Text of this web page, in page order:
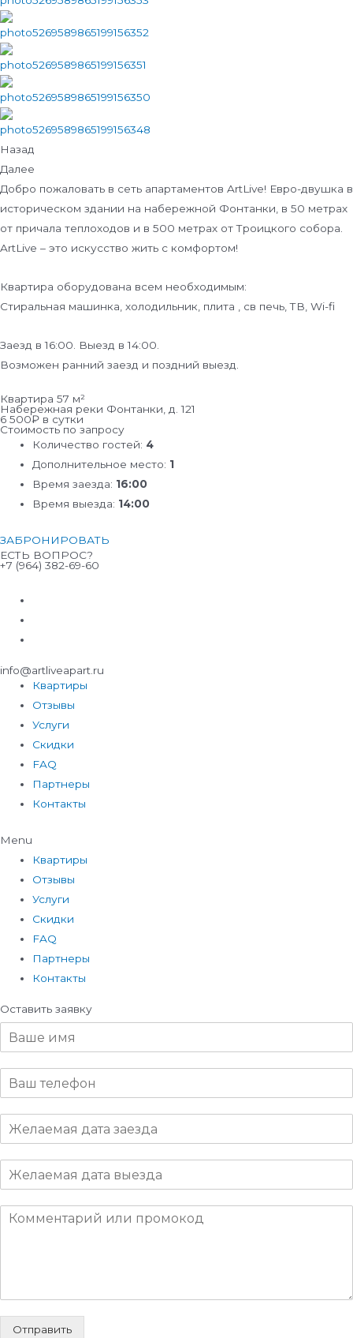
Назад
Далее
Добро пожаловать в сеть апартаментов ArtLive! Евро-двушка в
историческом здании на набережной Фонтанки, в 50 метрах
от причала теплоходов и в 500 метрах от Троицкого собора.
ArtLive – это искусство жить с комфортом!
Квартира оборудована всем необходимым:
Стиральная машинка, холодильник, плита , св печь, ТВ, Wi-fi
Заезд в 16:00. Выезд в 14:00.
Возможен ранний заезд и поздний выезд.
Квартира 57 м²
Набережная реки Фонтанки, д. 121
6 500₽ в сутки
Стоимость по запросу
Количество гостей: 4
Дополнительное место: 1
Время заезда: 16:00
Время выезда: 14:00
ЗАБРОНИРОВАТЬ
ЕСТЬ ВОПРОС?
+7 (964) 382-69-60
info@artliveapart.ru
Квартиры
Отзывы
Услуги
Скидки
FAQ
Партнеры
Контакты
Menu
Квартиры
Отзывы
Услуги
Скидки
FAQ
Партнеры
Контакты
Оставить заявку
Отправить